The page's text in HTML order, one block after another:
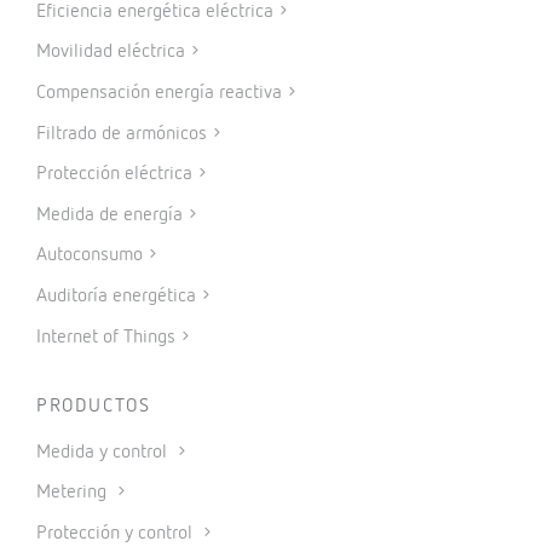
Eficiencia energética eléctrica
Movilidad eléctrica
Compensación energía reactiva
Filtrado de armónicos
Protección eléctrica
Medida de energía
Autoconsumo
Auditoría energética
Internet of Things
PRODUCTOS
Medida y control
Metering
Protección y control